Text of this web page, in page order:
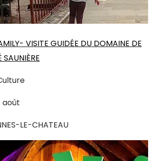
VISITE GUIDÉE DU DOMAINE DE
SAUNIÈRE
août
LE-CHATEAU